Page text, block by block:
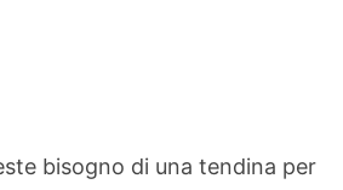
bisogno di una tendina per